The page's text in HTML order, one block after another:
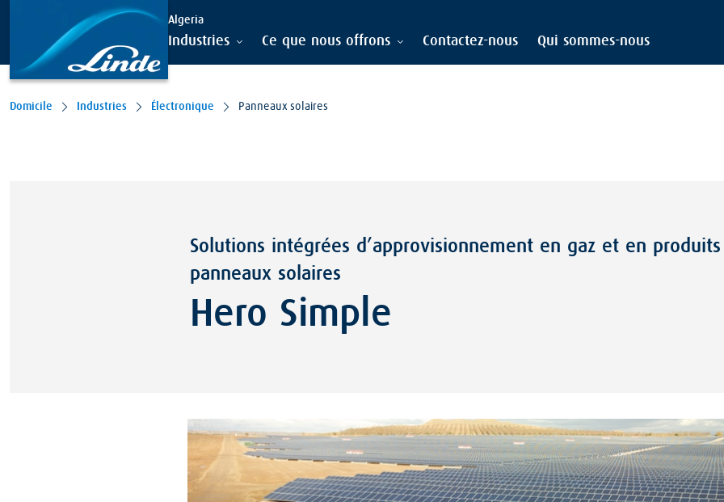
Algeria
Industries Ce que nous offrons Contactez-nous Qui sommes-nous
Domicile Industries Électronique Panneaux solaires
Solutions intégrées d’approvisionnement en gaz et en
panneaux solaires
Hero Simple